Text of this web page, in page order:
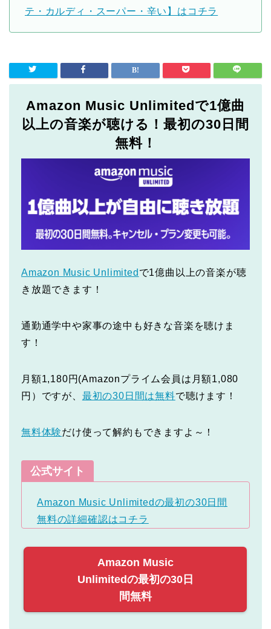
テ・カルディ・スーパー・辛い】はコチラ
Amazon Music Unlimitedで1億曲
以上の音楽が聴ける！最初の30日間
無料！
Amazon Music Unlimited で1億曲以上の音楽が聴
き放題できます！
通勤通学中や家事の途中も好きな音楽を聴けま
す！
月額1,180円(Amazonプライム会員は月額1,080
円）ですが、 最初の30日間は無料で聴けます！
無料体験だけ使って解約もできますよ～！
公式サイト
Amazon Music Unlimitedの最初の30日間
無料の詳細確認はコチラ
Amazon Music
Unlimitedの最初の30日
間無料